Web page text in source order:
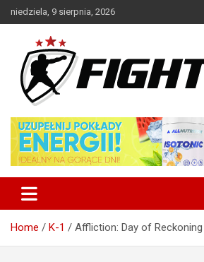
Skip
to
niedziela, 9 sierpnia, 2026
FIGHT24.PL – MMA
Home K-1 Affliction: Day of Reckoning